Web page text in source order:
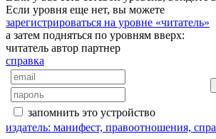
Если уровня еще нет, вы можете
зарегистрироваться на уровне «читатель»
а затем подняться по уровням вверх:
читатель автор партнер
справка
запомнить это устройство
издатель: манифест, правоотношения,